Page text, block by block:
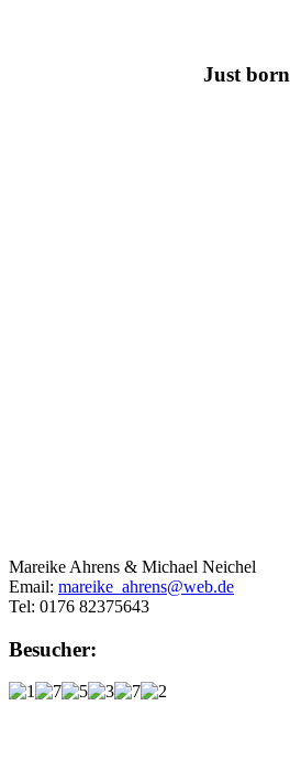
Just born
Mareike Ahrens & Michael Neichel
Email: mareike_ahrens@web.de
Tel: 0176 82375643
Besucher: